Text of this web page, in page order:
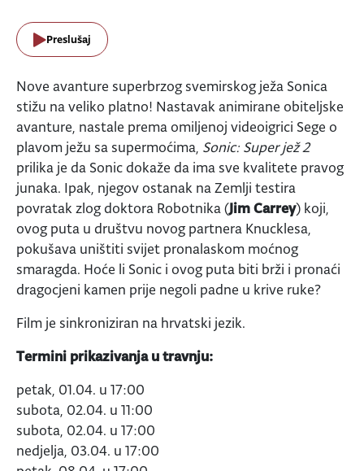
Preslušaj
Nove avanture superbrzog svemirskog ježa Sonica
stižu na veliko platno! Nastavak animirane obiteljske
avanture, nastale prema omiljenoj videoigrici Sege o
plavom ježu sa supermoćima, Sonic: Super jež 2
prilika je da Sonic dokaže da ima sve kvalitete pravog
junaka. Ipak, njegov ostanak na Zemlji testira
povratak zlog doktora Robotnika (Jim Carrey) koji,
ovog puta u društvu novog partnera Knucklesa,
pokušava uništiti svijet pronalaskom moćnog
smaragda. Hoće li Sonic i ovog puta biti brži i pronaći
dragocjeni kamen prije negoli padne u krive ruke?
Film je sinkroniziran na hrvatski jezik.
Termini prikazivanja u travnju:
petak, 01.04. u 17:00
subota, 02.04. u 11:00
subota, 02.04. u 17:00
nedjelja, 03.04. u 17:00